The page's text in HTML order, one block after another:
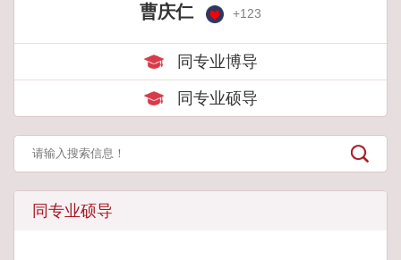
曹庆仁 +123
同专业博导
同专业硕导
同专业硕导